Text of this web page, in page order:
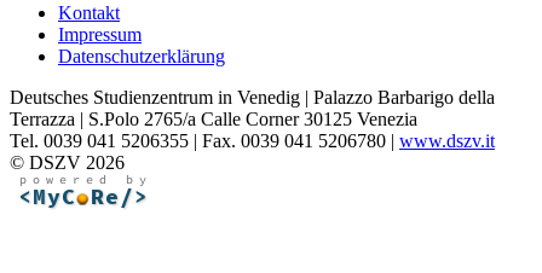
Kontakt
Impressum
Datenschutzerklärung
Deutsches Studienzentrum in Venedig | Palazzo Barbarigo della
Terrazza | S.Polo 2765/a Calle Corner 30125 Venezia
Tel. 0039 041 5206355 | Fax. 0039 041 5206780 | www.dszv.it
© DSZV 2026